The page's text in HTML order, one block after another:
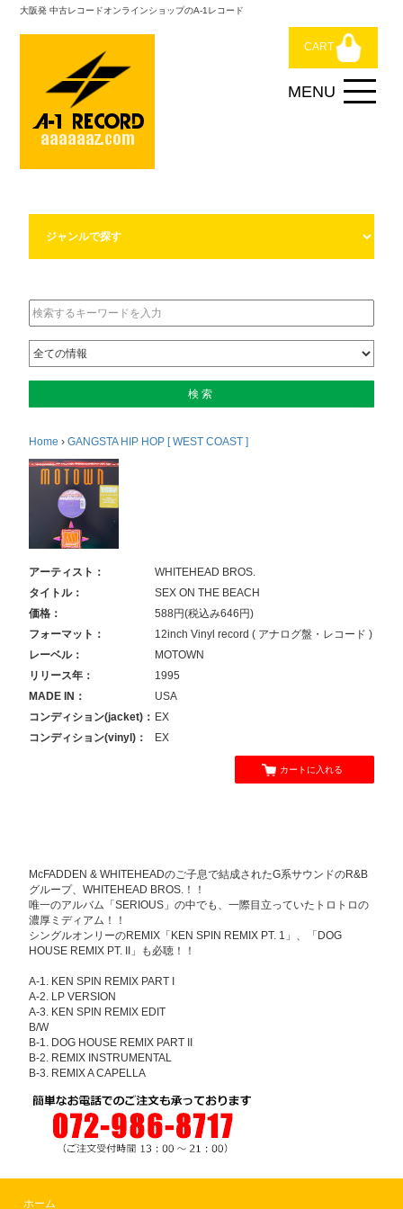
大阪発 中古レコードオンラインショップのA-1レコード
CART
Home ›GANGSTA HIP HOP [ WEST COAST ]
アーティスト：
WHITEHEAD BROS.
タイトル：
SEX ON THE BEACH
価格：
588円(税込み646円)
フォーマット：
12inch Vinyl record ( アナログ盤・レコード )
レーベル：
MOTOWN
リリース年：
1995
MADE IN：
USA
コンディション(jacket)： EX
コンディション(vinyl)：
EX
カートに入れる
McFADDEN & WHITEHEADのご子息で結成されたG系サウンドのR&B
グループ、WHITEHEAD BROS.！！
唯一のアルバム「SERIOUS」の中でも、一際目立っていたトロトロの
濃厚ミディアム！！
シングルオンリーのREMIX「KEN SPIN REMIX PT. 1」、「DOG
HOUSE REMIX PT. II」も必聴！！
A-1. KEN SPIN REMIX PART I
A-2. LP VERSION
A-3. KEN SPIN REMIX EDIT
B/W
B-1. DOG HOUSE REMIX PART II
B-2. REMIX INSTRUMENTAL
B-3. REMIX A CAPELLA
ホーム